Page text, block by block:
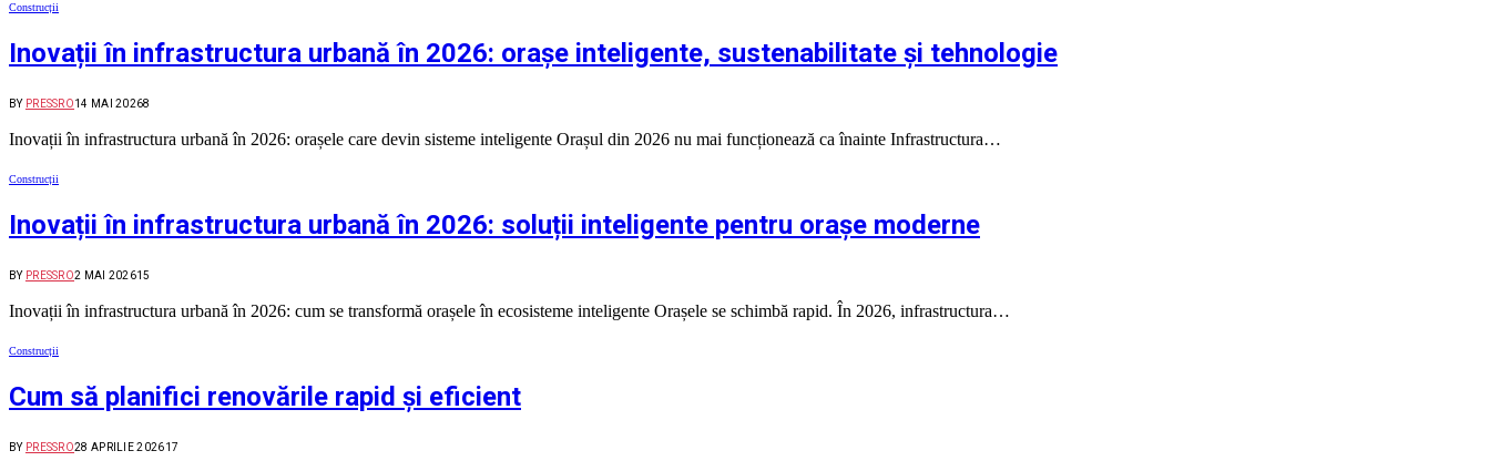
Construcții
Inovații în infrastructura urbană în 2026: orașe inteligente, sustenabilitate și tehnologie
BY PRESSRO14 MAI 20268
Inovații în infrastructura urbană în 2026: orașele care devin sisteme inteligente Orașul din 2026 nu mai funcționează ca înainte Infrastructura…
Construcții
Inovații în infrastructura urbană în 2026: soluții inteligente pentru orașe moderne
BY PRESSRO2 MAI 202615
Inovații în infrastructura urbană în 2026: cum se transformă orașele în ecosisteme inteligente Orașele se schimbă rapid. În 2026, infrastructura…
Construcții
Cum să planifici renovările rapid și eficient
BY PRESSRO28 APRILIE 202617